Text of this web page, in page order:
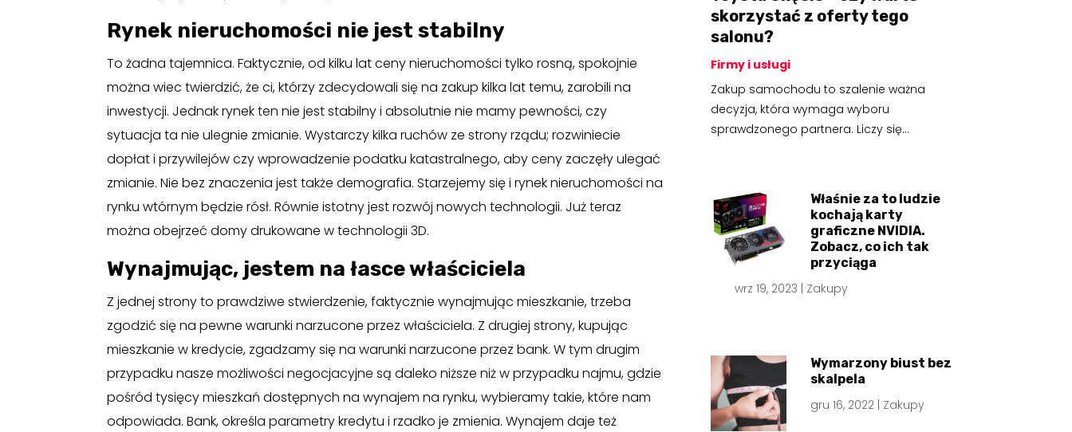
Rynek nieruchomości nie jest stabilny
To żadna tajemnica. Faktycznie, od kilku lat ceny nieruchomości tylko rosną, spokojnie
można wiec twierdzić, że ci, którzy zdecydowali się na zakup kilka lat temu, zarobili na
inwestycji. Jednak rynek ten nie jest stabilny i absolutnie nie mamy pewności, czy
sytuacja ta nie ulegnie zmianie. Wystarczy kilka ruchów ze strony rządu; rozwiniecie
dopłat i przywilejów czy wprowadzenie podatku katastralnego, aby ceny zaczęły ulegać
zmianie. Nie bez znaczenia jest także demografia. Starzejemy się i rynek nieruchomości na
rynku wtórnym będzie rósł. Równie istotny jest rozwój nowych technologii. Już teraz
można obejrzeć domy drukowane w technologii 3D.
Wynajmując, jestem na łasce właściciela
Z jednej strony to prawdziwe stwierdzenie, faktycznie wynajmując mieszkanie, trzeba
zgodzić się na pewne warunki narzucone przez właściciela. Z drugiej strony, kupując
mieszkanie w kredycie, zgadzamy się na warunki narzucone przez bank. W tym drugim
przypadku nasze możliwości negocjacyjne są daleko niższe niż w przypadku najmu, gdzie
pośród tysięcy mieszkań dostępnych na wynajem na rynku, wybieramy takie, które nam
odpowiada. Bank, określa parametry kredytu i rzadko je zmienia. Wynajem daje też
skorzystać z oferty tego
salonu?
Firmy i usługi
Zakup samochodu to szalenie ważna
decyzja, która wymaga wyboru
sprawdzonego partnera. Liczy się...
Właśnie za to ludzie
kochają karty
graficzne NVIDIA.
Zobacz, co ich tak
przyciąga
wrz 19, 2023 | Zakupy
Wymarzony biust bez
skalpela
gru 16, 2022 | Zakupy